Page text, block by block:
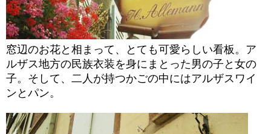
窓辺のお花と相まって、とても可愛らしい看板。ア
ルザス地方の民族衣装を身にまとった男の子と女の
子。そして、二人が持つかごの中にはアルザスワイ
ンとパン。